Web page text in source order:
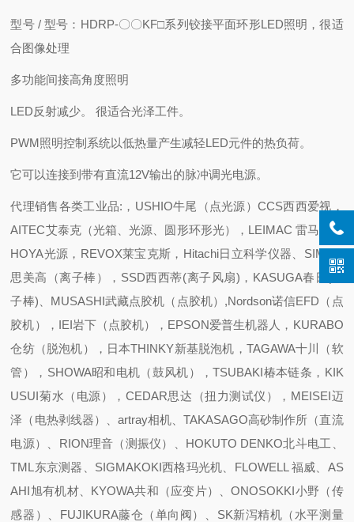
型号 / 型号：HDRP-〇〇KF□系列铰接平面环形LED照明，很适
合图像处理
多功能间接高角度照明
LED反射减少。 很适合光泽工件。
PWM照明控制系统以低热量产生减轻LED元件的热负荷。
它可以连接到带有直流12V输出的脉冲调光电源。
代理销售各类工业品:，USHIO牛尾（点光源）CCS西西爱视，
AITEC艾泰克（光箱、光源、圆形环形光），LEIMAC 雷马克、
HOYA光源，REVOX莱宝克斯，Hitachi日立科学仪器、SIMCO
思美高（离子棒），SSD西西蒂(离子风扇)，KASUGA春日(离
子棒)、MUSASHI武藏点胶机（点胶机）,Nordson诺信EFD（点
胶机），IEI岩下（点胶机），EPSON爱普生机器人，KURABO
仓纺（脱泡机），日本THINKY新基脱泡机，TAGAWA十川（软
管），SHOWA昭和电机（鼓风机），TSUBAKI椿本链条，KIK
USUI菊水（电源），CEDAR思达（扭力测试仪），MEISEI迈
泽（电热剥线器）、artray相机、TAKASAGO高砂制作所（直流
电源）、RION理音（测振仪）、HOKUTO DENKO北斗电工、
TML东京测器、SIGMAKOKI西格玛光机、FLOWELL 福威、AS
AHI旭有机材、KYOWA共和（应变片）、ONOSOKKI小野（传
感器）、FUJIKURA藤仓（单向阀）、SK新泻精机（水平测量